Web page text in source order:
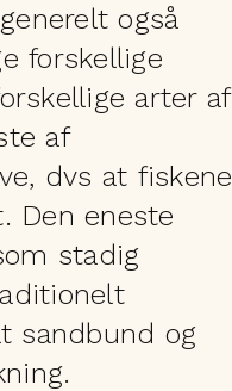
også
forskellige
arter af
af
dvs at fiskene
Den eneste
stadig
sandbund og